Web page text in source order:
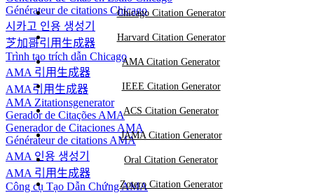
Générateur de citations Chicago
시카고 인용 생성기
芝加哥引用生成器
Trình tạo trích dẫn Chicago
AMA 引用生成器
AMA引用生成器
AMA Zitationsgenerator
Gerador de Citações AMA
Generador de Citaciones AMA
Générateur de citations AMA
AMA 인용 생성기
AMA 引用生成器
Công cụ Tạo Dẫn Chứng AMA
Chicago Citation Generator
Harvard Citation Generator
AMA Citation Generator
IEEE Citation Generator
ACS Citation Generator
JAMA Citation Generator
Oral Citation Generator
Zotero Citation Generator